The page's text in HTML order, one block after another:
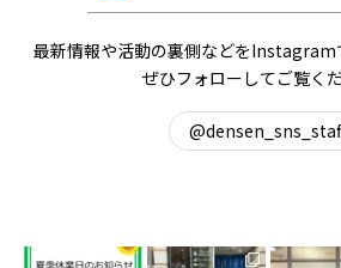
最新情報や活動の裏側などをInstagram
ぜひフォローしてご覧くだ